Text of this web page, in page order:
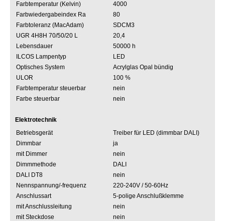
Farbtemperatur (Kelvin)
4000
Farbwiedergabeindex Ra
80
Farbtoleranz (MacAdam)
SDCM3
UGR 4H8H 70/50/20 L
20,4
Lebensdauer
50000 h
ILCOS Lampentyp
LED
Optisches System
Acrylglas Opal bündig
ULOR
100 %
Farbtemperatur steuerbar
nein
Farbe steuerbar
nein
Elektrotechnik
Betriebsgerät
Treiber für LED (dimmbar DALI)
Dimmbar
ja
mit Dimmer
nein
Dimmmethode
DALI
DALI DT8
nein
Nennspannung/-frequenz
220-240V / 50-60Hz
Anschlussart
5-polige Anschlußklemme
mit Anschlussleitung
nein
mit Steckdose
nein